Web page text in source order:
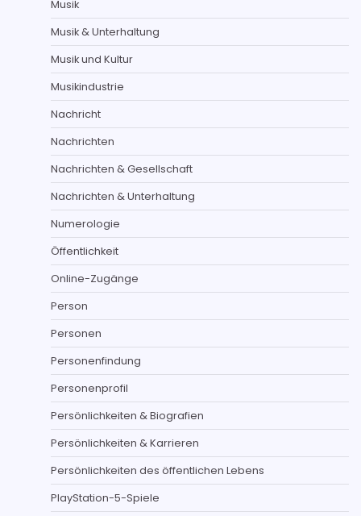
Musik
Musik & Unterhaltung
Musik und Kultur
Musikindustrie
Nachricht
Nachrichten
Nachrichten & Gesellschaft
Nachrichten & Unterhaltung
Numerologie
Öffentlichkeit
Online-Zugänge
Person
Personen
Personenfindung
Personenprofil
Persönlichkeiten & Biografien
Persönlichkeiten & Karrieren
Persönlichkeiten des öffentlichen Lebens
PlayStation-5-Spiele